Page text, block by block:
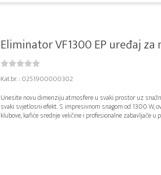
Eliminator VF1300 EP uređaj za
Kat.br. : 0251900000302
Unesite novu dimenziju atmosfere u svaki prostor uz
svaki svjetlosni efekt. S impresivnom snagom od 1300 W,
klubove, kafiće srednje veličine i profesionalne zabavljače u